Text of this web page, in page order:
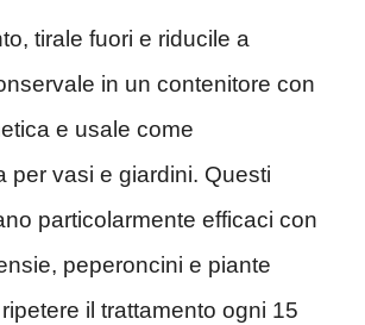
tirale fuori e riducile a
in un contenitore con
e usale come
per vasi e giardini. Questi
particolarmente efficaci con
peperoncini e piante
il trattamento ogni 15